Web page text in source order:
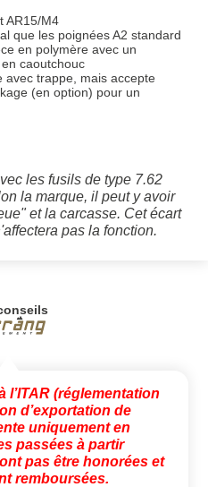
AR15/M4
que les poignées A2 standard
en polymère avec un
caoutchouc
avec trappe, mais accepte
(en option) pour un
les fusils de type 7.62
la marque, il peut y avoir
et la carcasse. Cet écart
pas la fonction.
(réglementation
d’exportation de
uniquement en
passées à partir
pas être honorées et
remboursées.